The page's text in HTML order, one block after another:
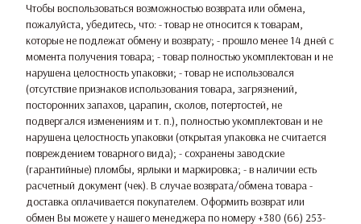
Чтобы воспользоваться возможностью возврата или обмена,
пожалуйста, убедитесь, что: - товар не относится к товарам,
которые не подлежат обмену и возврату; - прошло менее 14 дней с
момента получения товара; - товар полностью укомплектован и не
нарушена целостность упаковки; - товар не использовался
(отсутствие признаков использования товара, загрязнений,
посторонних запахов, царапин, сколов, потертостей, не
подвергался изменениям и т. п.), полностью укомплектован и не
нарушена целостность упаковки (открытая упаковка не считается
повреждением товарного вида); - сохранены заводские
(гарантийные) пломбы, ярлыки и маркировка; - в наличии есть
расчетный документ (чек). В случае возврата/обмена товара -
доставка оплачивается покупателем. Оформить возврат или
обмен Вы можете у нашего менеджера по номеру +380 (66) 253-